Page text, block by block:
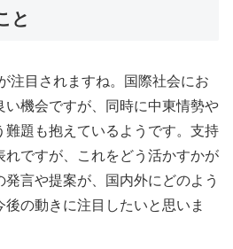
と
注目されますね。国際社会にお
い機会ですが、同時に中東情勢や
難題も抱えているようです。支持
れですが、これをどう活かすかが
言や提案が、国内外にどのよう
の動きに注目したいと思いま